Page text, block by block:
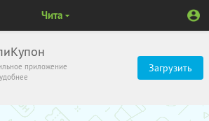
приложение
Загрузить
Чита